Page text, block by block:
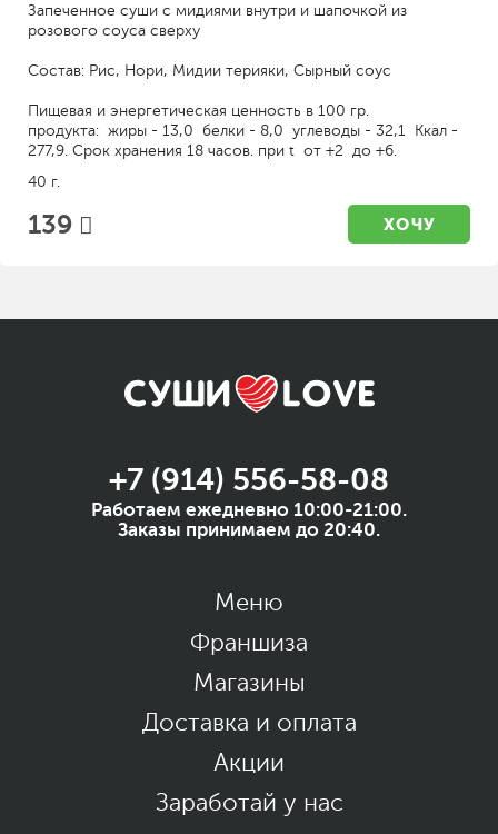
Запеченное суши с мидиями внутри и шапочкой из
розового соуса сверху
Состав: Рис, Нори, Мидии терияки, Сырный соус
Пищевая и энергетическая ценность в 100 гр.
продукта: жиры - 13,0 белки - 8,0 углеводы - 32,1 Ккал -
277,9. Срок хранения 18 часов. при t от +2 до +6.
40 г.
139 ХОЧУ
+7 (914) 556-58-08
Работаем ежедневно 10:00-21:00.
Заказы принимаем до 20:40.
Меню
Франшиза
Магазины
Доставка и оплата
Акции
Заработай у нас